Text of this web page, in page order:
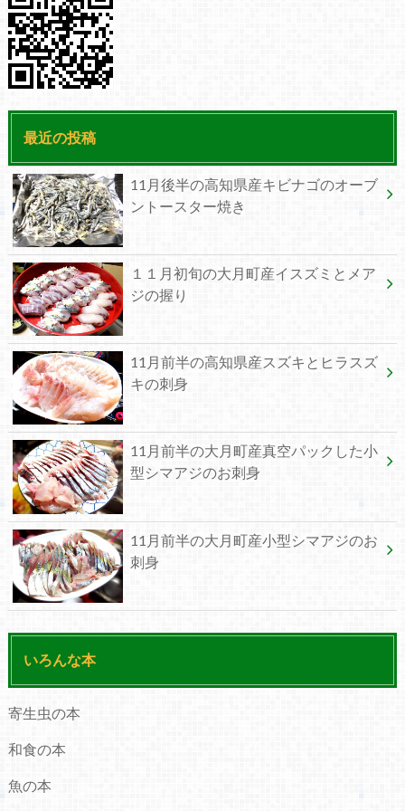
最近の投稿
11月後半の高知県産キビナゴのオーブ
ントースター焼き
１１月初旬の大月町産イスズミとメア
ジの握り
11月前半の高知県産スズキとヒラスズ
キの刺身
11月前半の大月町産真空パックした小
型シマアジのお刺身
11月前半の大月町産小型シマアジのお
刺身
いろんな本
寄生虫の本
和食の本
魚の本